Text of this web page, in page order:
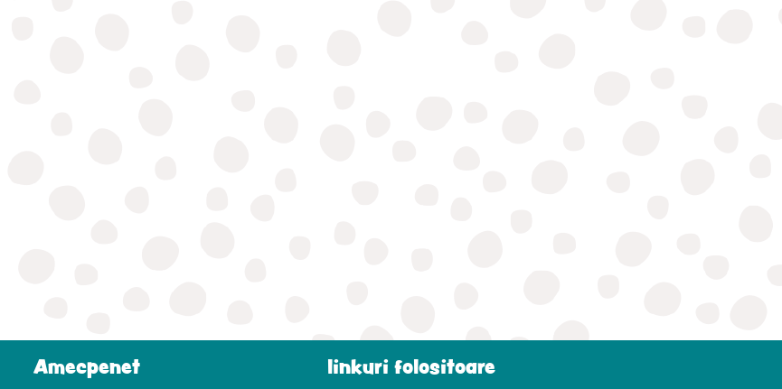
Amecpenet linkuri folositoare